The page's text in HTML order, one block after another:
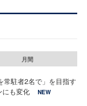
月間
常駐者2名で」を目指す
にも変化
NEW